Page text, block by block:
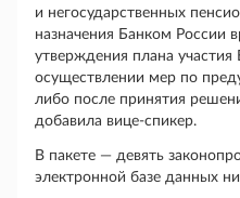
и негосударственных
назначения Банком России
утверждения плана участия
осуществлении мер по
либо после принятия
добавила вице-спикер.
В пакете — девять
электронной базе данных